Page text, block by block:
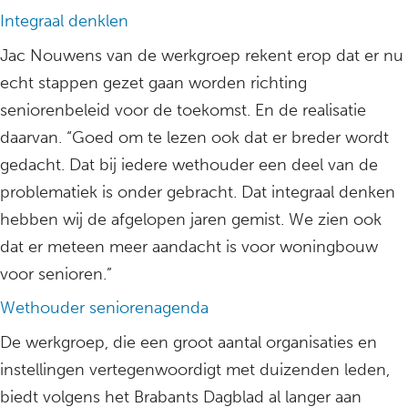
Integraal denklen
Jac Nouwens van de werkgroep rekent erop dat er nu
echt stappen gezet gaan worden richting
seniorenbeleid voor de toekomst. En de realisatie
daarvan. “Goed om te lezen ook dat er breder wordt
gedacht. Dat bij iedere wethouder een deel van de
problematiek is onder gebracht. Dat integraal denken
hebben wij de afgelopen jaren gemist. We zien ook
dat er meteen meer aandacht is voor woningbouw
voor senioren.”
Wethouder seniorenagenda
De werkgroep, die een groot aantal organisaties en
instellingen vertegenwoordigt met duizenden leden,
biedt volgens het Brabants Dagblad al langer aan